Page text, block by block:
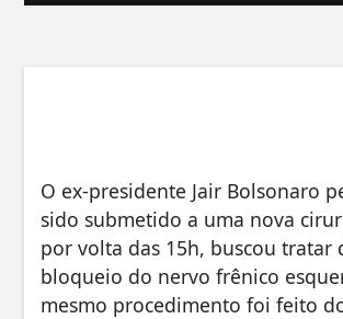
O ex-presidente Jair Bolsonaro
sido submetido a uma nova
por volta das 15h, buscou tratar
bloqueio do nervo frênico
mesmo procedimento foi feito